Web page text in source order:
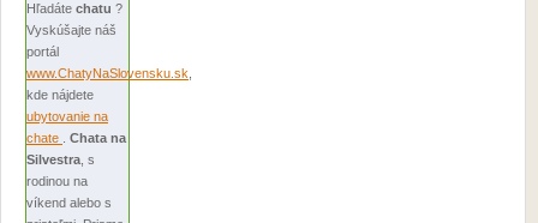
Hľadáte chatu ?
Vyskúšajte náš
portál
www.ChatyNaSlovensku.sk
kde nájdete
ubytovanie na
chate
Chata na
Silvestra , s
rodinou na
víkend alebo s